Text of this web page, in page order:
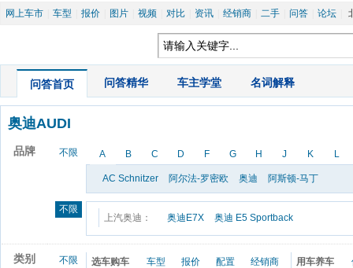
网上车市 车型 报价 图片 视频 对比 资讯 经销商 二手 问答 论坛
问答首页 问答精华 车主学堂 名词解释
奥迪AUDI
品牌 不限 A B C D F G H J K L
AC Schnitzer 阿尔法-罗密欧 奥迪 阿斯顿-马丁
不限
上汽奥迪： 奥迪E7X 奥迪 E5 Sportback
类别 不限 选车购车 车型 报价 配置 经销商 用车养车